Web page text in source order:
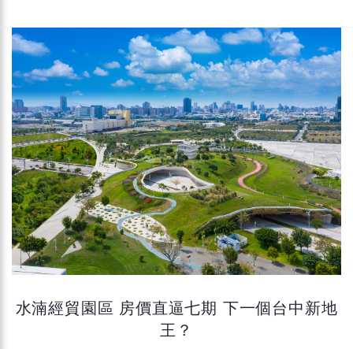
水湳經貿園區 房價直逼七期 下一個台中新地
王？